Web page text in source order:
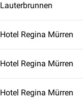
Lauterbrunnen
Hotel Regina Mürren
Hotel Regina Mürren
Hotel Regina Mürren